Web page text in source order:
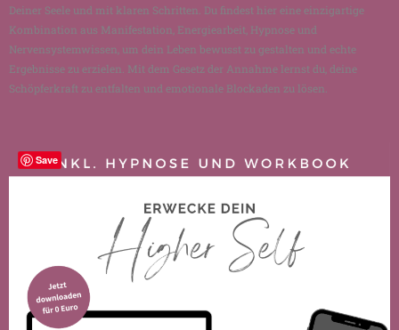
Deiner Seele und mit klaren Schritten. Du findest hier eine einzigartige
Kombination aus Manifestation, Energiearbeit, Hypnose und
Nervensystemwissen, um dein Leben bewusst zu gestalten und echte
Ergebnisse zu erzielen. Mit dem Gesetz der Annahme lernst du, deine
Schöpferkraft zu entfalten und emotionale Blockaden zu lösen.
Save